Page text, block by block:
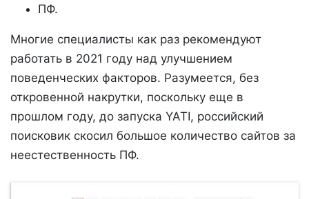
ПФ.
Многие специалисты как раз рекомендуют
работать в 2021 году над улучшением
поведенческих факторов. Разумеется, без
откровенной накрутки, поскольку еще в
прошлом году, до запуска YATI, российский
поисковик скосил большое количество сайтов за
неестественность ПФ.